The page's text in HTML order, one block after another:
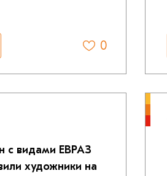
0
с видами ЕВРАЗ
художники на